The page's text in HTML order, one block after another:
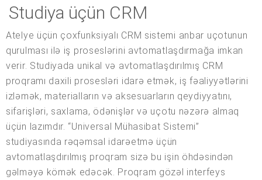
Studiya üçün CRM
Atelye üçün çoxfunksiyalı CRM sistemi anbar uçotunun
qurulması ilə iş proseslərini avtomatlaşdırmağa imkan
verir. Studiyada unikal və avtomatlaşdırılmış CRM
proqramı daxili prosesləri idarə etmək, iş fəaliyyətlərini
izləmək, materialların və aksesuarların qeydiyyatını,
sifarişləri, saxlama, ödənişlər və uçotu nəzərə almaq
üçün lazımdır. “Universal Mühasibat Sistemi”
studiyasında rəqəmsal idarəetmə üçün
avtomatlaşdırılmış proqram sizə bu işin öhdəsindən
gəlməyə kömək edəcək. Proqram gözəl interfeys